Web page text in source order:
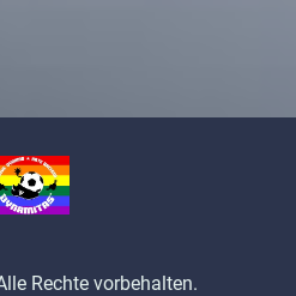
Rechte vorbehalten.